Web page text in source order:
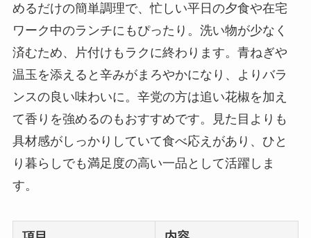
めるだけの簡単調理で、忙しい平日の夕食や在宅
ワーク中のランチにもぴったり。洗い物が少なく
済むため、片付けもラクに終わります。青ねぎや
温玉を添えると辛みがまろやかになり、よりバラ
ンスの良い味わいに。辛党の方は追い花椒を加え
て香りを強めるのもおすすめです。見た目よりも
具材感がしっかりしていて食べ応えがあり、ひと
り暮らしでも満足度の高い一品として活躍しま
す。